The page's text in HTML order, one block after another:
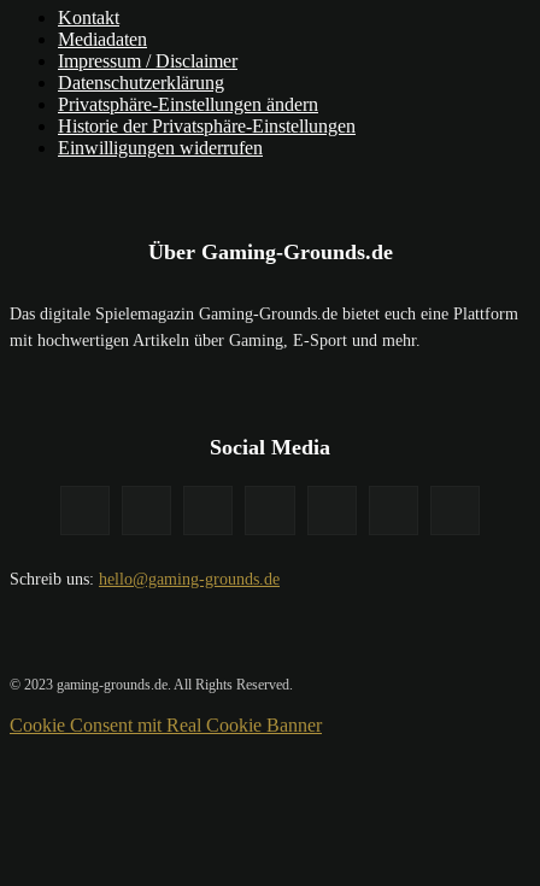
Kontakt
Mediadaten
Impressum / Disclaimer
Datenschutzerklärung
Privatsphäre-Einstellungen ändern
Historie der Privatsphäre-Einstellungen
Einwilligungen widerrufen
Über Gaming-Grounds.de
Das digitale Spielemagazin Gaming-Grounds.de bietet euch eine Plattform
mit hochwertigen Artikeln über Gaming, E-Sport und mehr.
Social Media
Schreib uns: hello@gaming-grounds.de
© 2023 gaming-grounds.de. All Rights Reserved.
Cookie Consent mit Real Cookie Banner